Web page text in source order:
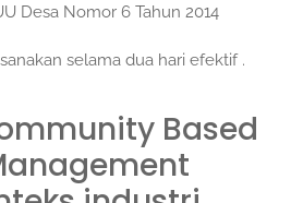
Desa Nomor 6 Tahun 2014
selama dua hari efektif .
Based